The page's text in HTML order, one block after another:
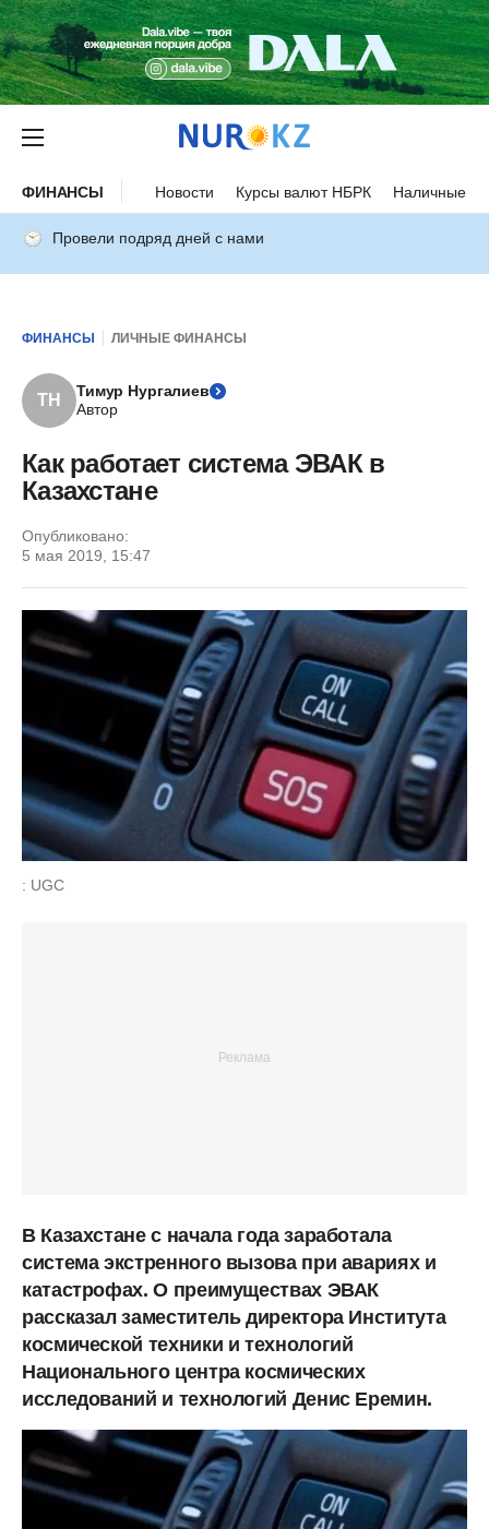
ФИНАНСЫ Новости Курсы валют НБРК Наличные
Провели подряд дней с нами
ФИНАНСЫ ЛИЧНЫЕ ФИНАНСЫ
ТН
Тимур Нургалиев
Автор
Как работает система ЭВАК в
Казахстане
Опубликовано:
5 мая 2019, 15:47
: UGC
В Казахстане с начала года заработала
система экстренного вызова при авариях и
катастрофах. О преимуществах ЭВАК
рассказал заместитель директора Института
космической техники и технологий
Национального центра космических
исследований и технологий Денис Еремин.